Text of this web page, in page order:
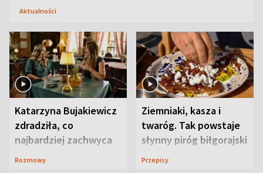
Aktualności
Katarzyna Bujakiewicz
zdradziła, co
najbardziej zachwyca
ją w Lublinie
Rozmowy
Ziemniaki, kasza i
twaróg. Tak powstaje
słynny piróg biłgorajski
Przepisy